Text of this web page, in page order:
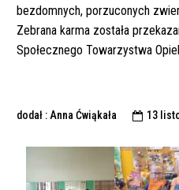
bezdomnych, porzuconych
Zebrana karma została
Społecznego Towarzystwa
dodał : Anna Ćwiąkała  13